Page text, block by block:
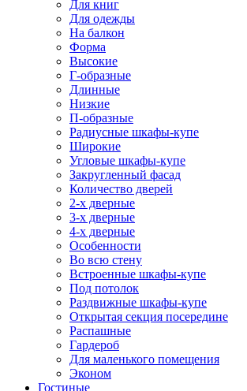
Для книг
Для одежды
На балкон
Форма
Высокие
Г-образные
Длинные
Низкие
П-образные
Радиусные шкафы-купе
Широкие
Угловые шкафы-купе
Закругленный фасад
Количество дверей
2-х дверные
3-х дверные
4-х дверные
Особенности
Во всю стену
Встроенные шкафы-купе
Под потолок
Раздвижные шкафы-купе
Открытая секция посередине
Распашные
Гардероб
Для маленького помещения
Эконом
Гостиные